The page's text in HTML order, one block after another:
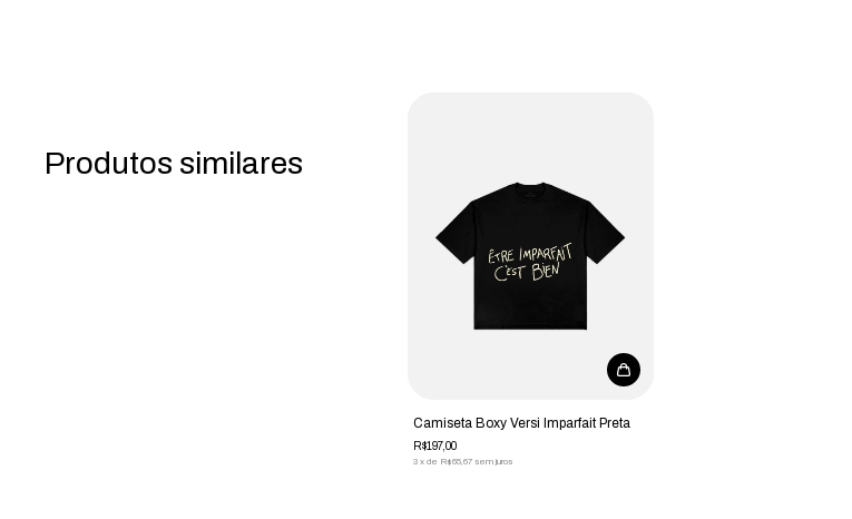
Produtos similares
Camiseta Boxy Versi Imparfait Preta
R$197,00
3 x de R$65,67 sem juros